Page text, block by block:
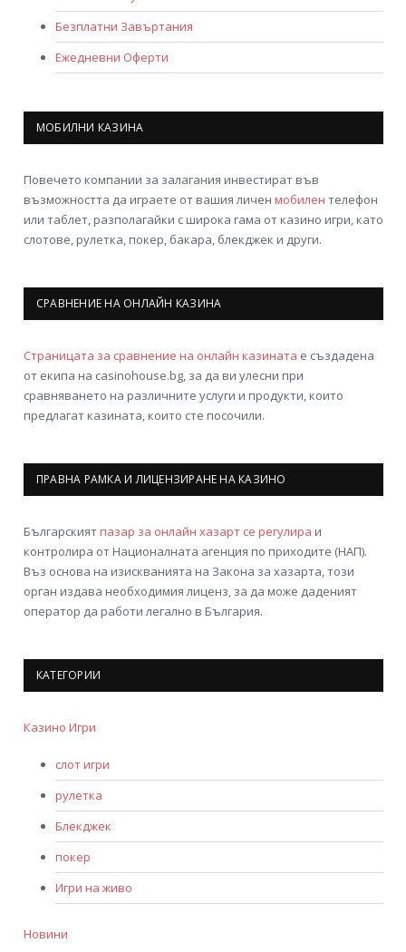
Безплатни Завъртания
Ежедневни Оферти
МОБИЛНИ КАЗИНА
Повечето компании за залагания инвестират във
възможността да играете от вашия личен мобилен телефон
или таблет, разполагайки с широка гама от казино игри, като
слотове, рулетка, покер, бакара, блекджек и други.
СРАВНЕНИЕ НА ОНЛАЙН КАЗИНА
Страницата за сравнение на онлайн казината е създадена
от екипа на casinohouse.bg, за да ви улесни при
сравняването на различните услуги и продукти, които
предлагат казината, които сте посочили.
ПРАВНА РАМКА И ЛИЦЕНЗИРАНЕ НА КАЗИНО
Българскиятпазар за онлайн хазарт се регулира и
контролира от Националната агенция по приходите (НАП).
Въз основа на изискванията на Закона за хазарта, този
орган издава необходимия лиценз, за да може даденият
оператор да работи легално в България.
КАТЕГОРИИ
Казино Игри
слот игри
рулетка
Блекджек
покер
Игри на живо
Новини